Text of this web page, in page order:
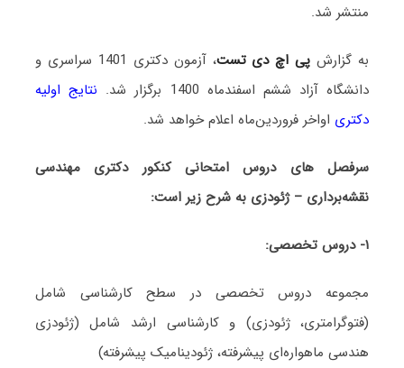
منتشر شد.
به گزارشپی اچ دی تست
، آزمون دکتری 1401 سراسری و
دانشگاه آزاد ششم اسفندماه 1400 برگزار شد.
نتایج اولیه
دکتری اواخر فروردین‌ماه اعلام خواهد شد.
سرفصل های دروس امتحانی کنکور دکتری مهندسی
نقشه‌برداری – ژئودزی به شرح زیر است:
۱- دروس تخصصی:
مجموعه دروس تخصصی در سطح کارشناسی شامل
(فتوگرامتری، ژئودزی) و کارشناسی ارشد شامل (ژئودزی
هندسی ماهواره‌ای پیشرفته، ژئودینامیک پیشرفته)